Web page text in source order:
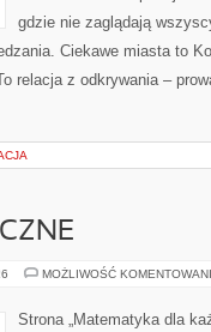
gdzie nie zaglądają
Ciekawe miasta to
relacja z odkrywania –
MOŻLIWOŚĆ
Strona „Matematyka dla